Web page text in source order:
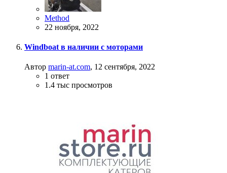
Method
22 ноября, 2022
Windboat в наличии с моторами
Автор marin-at.com, 12 сентября, 2022
1 ответ
1.4 тыс просмотров